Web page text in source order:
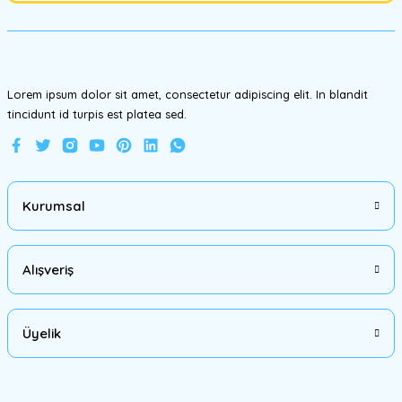
Lorem ipsum dolor sit amet, consectetur adipiscing elit. In blandit
tincidunt id turpis est platea sed.
Kurumsal
Alışveriş
Üyelik